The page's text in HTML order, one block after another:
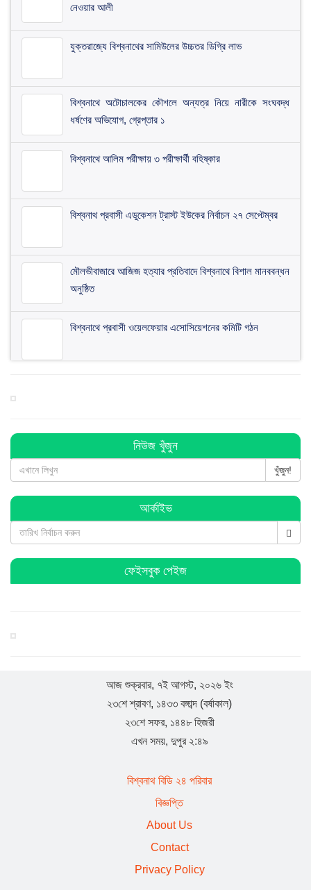
নেওয়ার আলী
যুক্তরাজ্যে বিশ্বনাথের সামিউলের উচ্চতর ডিগ্রি লাভ
বিশ্বনাথে অটোচালকের কৌশলে অন্যত্র নিয়ে নারীকে সংঘবদ্ধ
ধর্ষণের অভিযোগ, গ্রেপ্তার ১
বিশ্বনাথে আলিম পরীক্ষায় ৩ পরীক্ষার্থী বহিষ্কার
বিশ্বনাথ প্রবাসী এডুকেশন ট্রাস্ট ইউকের নির্বাচন ২৭ সেপ্টেম্বর
মৌলভীবাজারে আজিজ হত্যার প্রতিবাদে বিশ্বনাথে বিশাল মানববন্ধন
অনুষ্ঠিত
বিশ্বনাথে প্রবাসী ওয়েলফেয়ার এসোসিয়েশনের কমিটি গঠন
বিশ্বনাথে ব্যবসায়ীর ৭ লাখ টাকা চুরি, থানায় অভিযোগ
বিশ্বনাথে পূজা উদযাপন পরিষদের কমিটি গঠন : সভাপতি সুনিল
সামছুল ইসলাম
বিশ্বনাথে প্রবাসী বাবুল মিয়ার উদ্যোগে শতাধিক শিক্ষার্থীর মাঝে
শিক্ষা সামগ্রী বিতরণ
যুক্তরাজ্য ‘হাল ও ইস্ট রাইডিং’ যুবদলের পূর্ণাঙ্গ কমিটি : যুগ্ম
নিউজ খুঁজুন
খুঁজুন!
আর্কাইভ
ফেইসবুক পেইজ
আজ শুক্রবার, ৭ই আগস্ট, ২০২৬ ইং
২৩শে শ্রাবণ, ১৪৩৩ বঙ্গাব্দ (বর্ষাকাল)
২৩শে সফর, ১৪৪৮ হিজরী
এখন সময়, দুপুর ২:৪৯
বিশ্বনাথ বিডি ২৪ পরিবার
বিজ্ঞপ্তি
About Us
Contact
Privacy Policy